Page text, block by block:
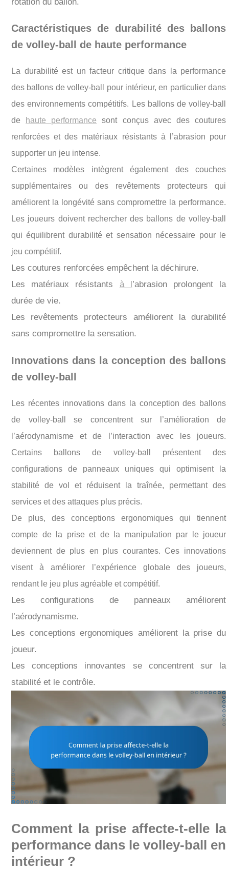
Caractéristiques de durabilité des ballons
de volley-ball de haute performance
La durabilité est un facteur critique dans la performance
des ballons de volley-ball pour intérieur, en particulier dans
des environnements compétitifs. Les ballons de volley-ball
de
haute performance sont conçus avec des coutures
renforcées et des matériaux résistants à l’abrasion pour
supporter un jeu intense.
Certaines modèles intègrent également des couches
supplémentaires ou des revêtements protecteurs qui
améliorent la longévité sans compromettre la performance.
Les joueurs doivent rechercher des ballons de volley-ball
qui équilibrent durabilité et sensation nécessaire pour le
jeu compétitif.
Les coutures renforcées empêchent la déchirure.
Les matériaux résistants à l ’abrasion prolongent la
durée de vie.
Les revêtements protecteurs améliorent la durabilité
sans compromettre la sensation.
Innovations dans la conception des ballons
de volley-ball
Les récentes innovations dans la conception des ballons
de volley-ball se concentrent sur l’amélioration de
l’aérodynamisme et de l’interaction avec les joueurs.
Certains ballons de volley-ball présentent des
configurations de panneaux uniques qui optimisent la
stabilité de vol et réduisent la traînée, permettant des
services et des attaques plus précis.
De plus, des conceptions ergonomiques qui tiennent
compte de la prise et de la manipulation par le joueur
deviennent de plus en plus courantes. Ces innovations
visent à améliorer l’expérience globale des joueurs,
rendant le jeu plus agréable et compétitif.
Les configurations de panneaux améliorent
l’aérodynamisme.
Les conceptions ergonomiques améliorent la prise du
joueur.
Les conceptions innovantes se concentrent sur la
stabilité et le contrôle.
Comment la prise affecte-t-elle la
performance dans le volley-ball en
intérieur ?